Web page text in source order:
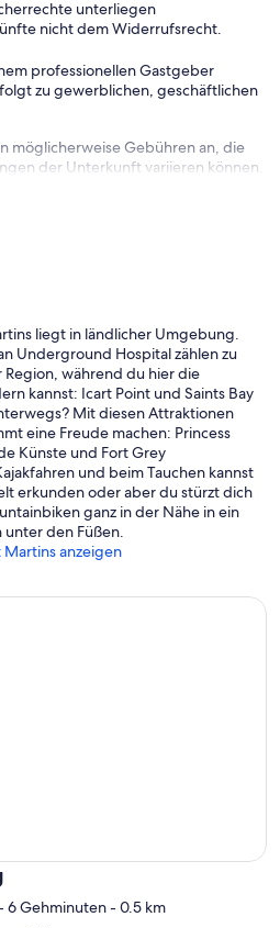
sich auf der Rückseite des
über einen privaten,
verfügt über einen privaten
Wohnzimmer aus
dieser Cottages zugewiesen.
unterliegen
nicht dem Widerrufsrecht.
professionellen Gastgeber
zu gewerblichen, geschäftlichen
möglicherweise Gebühren an, die
der Unterkunft variieren können.
liegt in ländlicher Umgebung.
Underground Hospital zählen zu
während du hier die
kannst: Icart Point und Saints Bay
Mit diesen Attraktionen
eine Freude machen: Princess
Künste und Fort Grey
und beim Tauchen kannst
erkunden oder aber du stürzt dich
ganz in der Nähe in ein
den Füßen.
Martins anzeigen
Karte
6 Gehminuten- 0.5 km